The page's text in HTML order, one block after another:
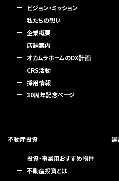
ビジョン・ミッション
私たちの想い
企業概要
店舗案内
オカムラホームのDX計画
CRS活動
採用情報
30周年記念ページ
不動産投資
投資・事業用おすすめ物件
不動産投資とは
建